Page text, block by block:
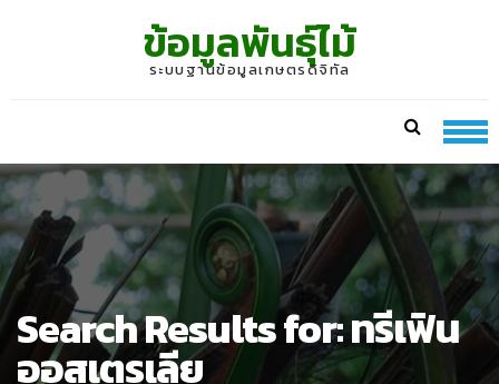
ข้อมูลพันธุ์ไม้
ระบบฐานข้อมูลเกษตรดิจิทัล
Search Results for:ทรีเฟิน
ออสเตรเลีย